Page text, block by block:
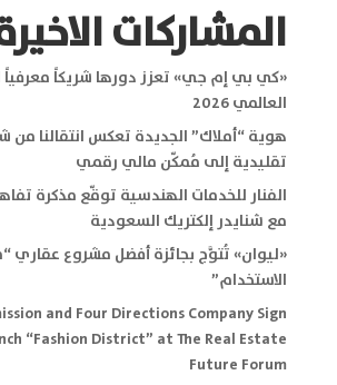
المشاركات
«كي بي إم جي» تعزز دورها شريكاً معرفياً
العالمي 2026
هوية “أملاك” الجديدة تعكس انتقالنا من
تقليدية إلى مُمكّن مالي رقمي
الفنار للخدمات الهندسية توقّع مذكرة
مع شنايدر إلكتريك السعودية
«ليوان» تُتوَّج بجائزة أفضل مشروع عقاري
الاستخدام”
and Four Directions Company Sign
“Fashion District” at The Real Estate
Future Forum